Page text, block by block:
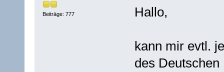
Beiträge: 777 Hallo,
kann mir evtl.
des